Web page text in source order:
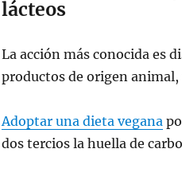
lácteos
La acción más conocida es
productos de origen animal,
Adoptar una dieta vegana
dos tercios la huella de